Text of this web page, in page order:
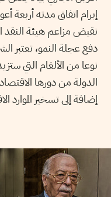
نقيض مزاعم هيئة النقد
دفع عجلة النمو، تعتبر
نوعا من الألغام التي
الدولة من دورها
إضافة إلى تسخير الموارد